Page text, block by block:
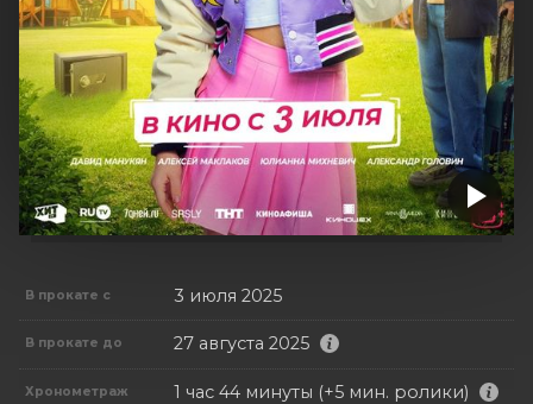
В прокате с 3 июля 2025
В прокате до 27 августа 2025
Хронометраж 1 час 44 минуты (+5 мин. ролики)